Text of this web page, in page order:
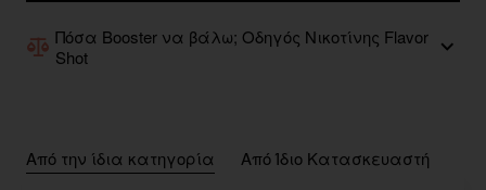
Πόσα Booster να βάλω; Οδηγός Νικοτίνης Flavor
Shot
Από την ίδια κατηγορία Από Ίδιο Κατασκευαστή